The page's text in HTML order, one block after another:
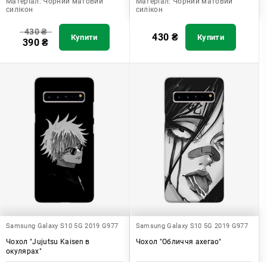
силікон
430₴
390₴ Купити
силікон
430 ₴ Купити
Samsung Galaxy S10 5G 2019 G977
Чохол "Jujutsu Kaisen в
окулярах"
Samsung Galaxy S10 5G 2019 G977
Чохол "Обличчя ахегао"